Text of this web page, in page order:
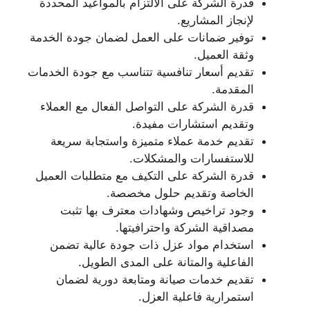
قدرة الشركة على الالتزام بالمواعيد المحددة
لإنجاز المشاريع.
توفير ضمانات على العمل لضمان جودة الخدمة
وثقة العميل.
تقديم أسعار تنافسية تتناسب مع جودة الخدمات
المقدمة.
قدرة الشركة على التواصل الفعال مع العملاء
وتقديم استشارات مفيدة.
تقديم خدمة عملاء متميزة واستجابة سريعة
للاستفسارات والمشكلات.
قدرة الشركة على التكيف مع متطلبات العميل
الخاصة وتقديم حلول مخصصة.
وجود تراخيص وشهادات معترف بها تثبت
مصداقية الشركة واحترافيتها.
استخدام مواد عزل ذات جودة عالية تضمن
الفاعلية والمتانة على المدى الطويل.
تقديم خدمات صيانة ومتابعة دورية لضمان
استمرارية فاعلية العزل.